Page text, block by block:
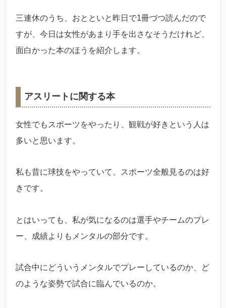
三連休のうち、おとといと昨日で1冊づつ読んだので
すが、今日は女性があまり手を出さなそうだけれど、
面白かった本のほうを紹介します。
アスリートに関する本
女性でもスポーツをやったり、観戦が好きという人は
多いと思います。
私も昔に球技をやっていて、スポーツ全般見るのは好
きです。
とはいっても、私が気になるのは選手やチームのプレ
ー、成績よりもメンタルの部分です。
試合中にどういうメンタルでプレーしているのか、ど
のような姿勢で試合に臨んでいるのか。